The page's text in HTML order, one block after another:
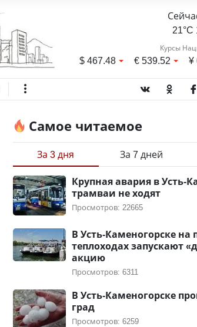
Курсы
$467.48 €539.52 ¥
Самое читаемое
За 3 дня За 7 дней
Крупная авария в Усть-
трамваи не ходят
Просмотров: 22665
В Усть-Каменогорске на
теплоходах запускают
акцию
Просмотров: 6311
В Усть-Каменогорске
град
Просмотров: 6259